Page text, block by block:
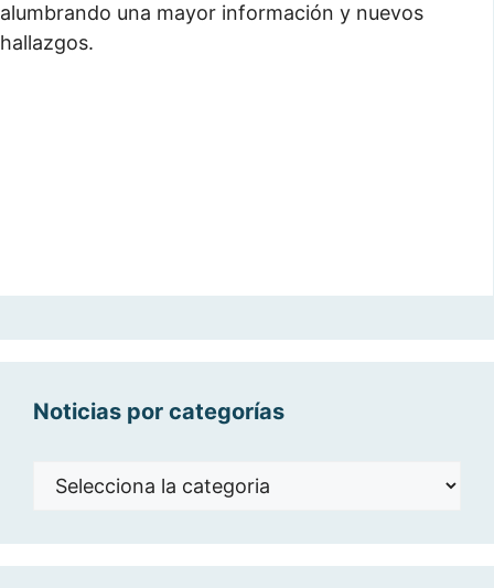
alumbrando una mayor información y nuevos
hallazgos.
Noticias por categorías
Noticias